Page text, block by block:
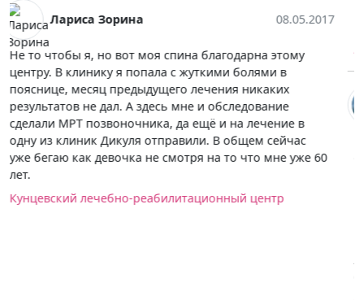
Научный центр сердечно-сосудистой хирургии им.
А.Н. Бакулева РАМН
Егор Малаев
К преимуществам больницы отнёс бы наличие
открытого томографа. Оборудование не совсем
новое, но в принципе снимки получились
нормальные, то ли опыт врачей сыграл здесь, но
расшифровку быстро сделали, заключение составили